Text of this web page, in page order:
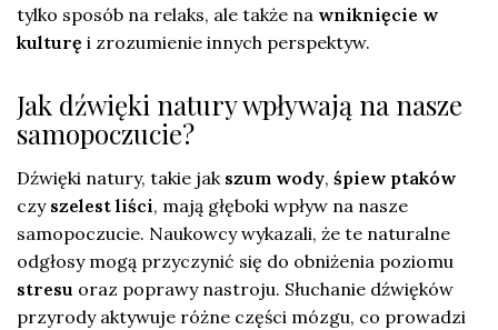
tylko sposób na relaks, ale także na wniknięcie w
kulturę i zrozumienie innych perspektyw.
Jak dźwięki natury wpływają na nasze
samopoczucie?
Dźwięki natury, takie jak szum wody, śpiew ptaków
czy szelest liści, mają głęboki wpływ na nasze
samopoczucie. Naukowcy wykazali, że te naturalne
odgłosy mogą przyczynić się do obniżenia poziomu
stresu oraz poprawy nastroju. Słuchanie dźwięków
przyrody aktywuje różne części mózgu, co prowadzi